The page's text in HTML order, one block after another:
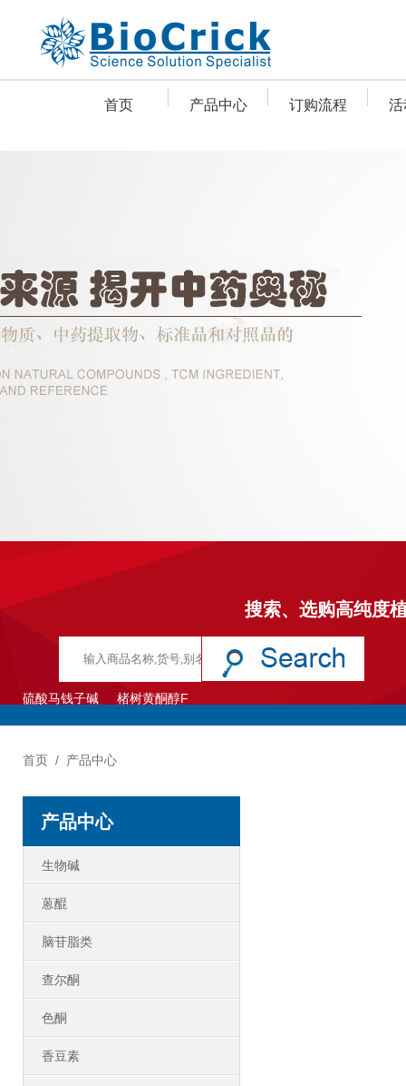
首页 产品中心 订购流程 活
搜索、选购高纯度
硫酸马钱子碱 楮树黄酮醇F
首页/ 产品中心
产品中心
生物碱
蒽醌
脑苷脂类
查尔酮
色酮
香豆素